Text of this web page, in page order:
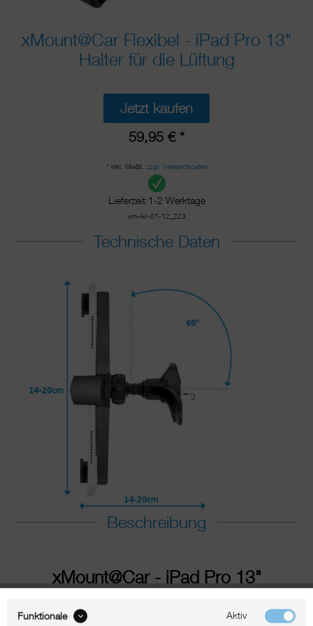
xMount@Car Flexibel - iPad Pro 13"
Halter für die Lüftung
Jetzt kaufen
59,95 € *
* inkl. MwSt. zzgl. Versandkosten
Lieferzeit 1-2 Werktage
xm-Air-01-12_223
Technische Daten
Beschreibung
xMount@Car - iPad Pro 13"
Funktionale Aktiv